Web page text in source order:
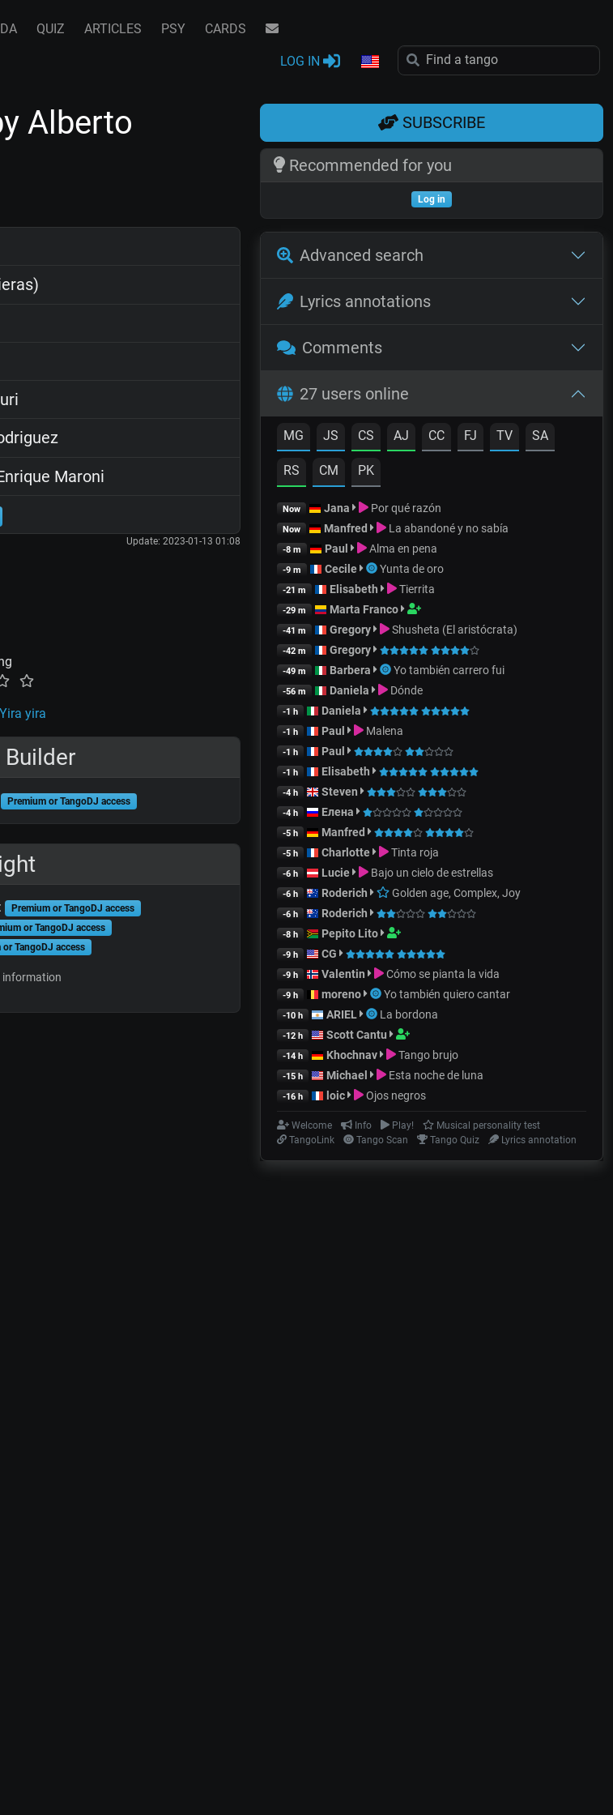
QUIZ ARTICLES PSY CARDS
LOG IN
Alberto
Maroni
Update: 2023-01-13 01:08
Yira yira
Builder
Premium or TangoDJ access
Premium or TangoDJ access
or TangoDJ access
or TangoDJ access
information
SUBSCRIBE
Recommended for you
Log in
Advanced search
Lyrics annotations
Comments
27 users online
MG JS CS AJ CC FJ TV SA
RS CM PK
Now Jana Por qué razón
Now Manfred La abandoné y no sabía
-8 m Paul Alma en pena
-9 m Cecile Yunta de oro
-21 m Elisabeth Tierrita
-29 m Marta Franco
-41 m Gregory Shusheta (El aristócrata)
-42 m Gregory
-49 m Barbera Yo también carrero fui
-56 m Daniela Dónde
-1 h Daniela
-1 h Paul Malena
-1 h Paul
-1 h Elisabeth
-4 h Steven
-4 h Елена
-5 h Manfred
-5 h Charlotte Tinta roja
-6 h Lucie Bajo un cielo de estrellas
-6 h Roderich Golden age, Complex, Joy
-6 h Roderich
-8 h Pepito Lito
-9 h CG
-9 h Valentin Cómo se pianta la vida
-9 h moreno Yo también quiero cantar
-10 h ARIEL La bordona
-12 h Scott Cantu
-14 h Khochnav Tango brujo
-15 h Michael Esta noche de luna
-16 h loic Ojos negros
Welcome Info Play!
Musical personality test
TangoLink
Tango Scan Tango Quiz Lyrics annotation